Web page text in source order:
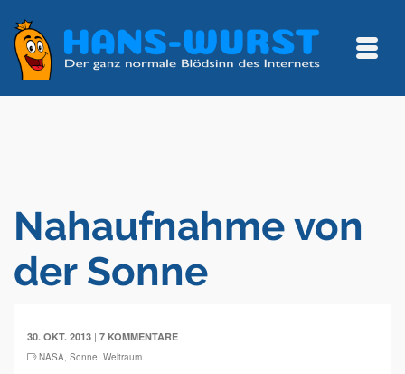
Nahaufnahme von
der Sonne
30. OKT. 2013 | 7 KOMMENTARE
NASA, Sonne, Weltraum